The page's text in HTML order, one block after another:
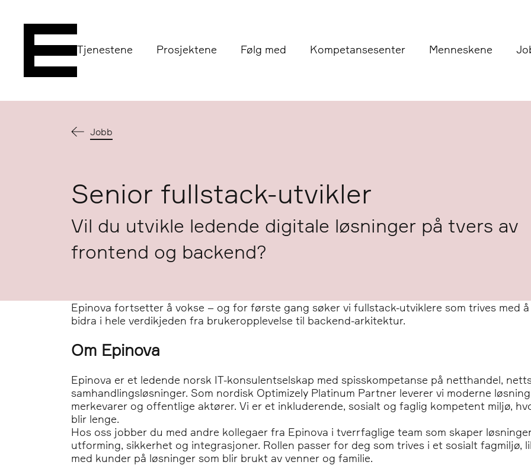
Tjenestene Prosjektene Følg med Kompetansesenter Menneskene
Jobb
Senior fullstack-utvikler
Vil du utvikle ledende digitale løsninger på tvers av
frontend og backend?
Epinova fortsetter å vokse – og for første gang søker vi fullstack-utviklere som trives med
bidra i hele verdikjeden fra brukeropplevelse til backend-arkitektur.
Om Epinova
Epinova er et ledende norsk IT-konsulentselskap med spisskompetanse på netthandel,
samhandlingsløsninger. Som nordisk Optimizely Platinum Partner leverer vi moderne
merkevarer og offentlige aktører. Vi er et inkluderende, sosialt og faglig kompetent miljø,
blir lenge.
Hos oss jobber du med andre kollegaer fra Epinova i tverrfaglige team som skaper
utforming, sikkerhet og integrasjoner. Rollen passer for deg som trives i et sosialt fagmiljø,
med kunder på løsninger som blir brukt av venner og familie.